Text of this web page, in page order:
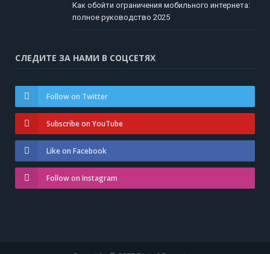
Как обойти ограничения мобильного интернета:
полное руководство 2025
СЛЕДИТЕ ЗА НАМИ В СОЦСЕТЯХ
Follow on Twitter
Subscribe on YouTube
Like on Facebook
Follow on Instagram